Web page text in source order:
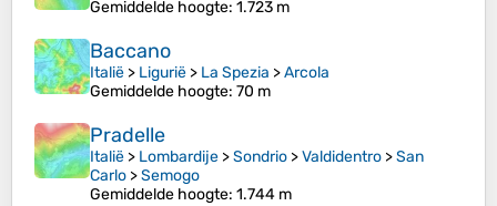
Gemiddelde hoogte: 1.723 m
Baccano
Italië > Ligurië > La Spezia >Arcola
Gemiddelde hoogte: 70 m
Pradelle
Italië > Lombardije >Sondrio >Valdidentro >San
Carlo >Semogo
Gemiddelde hoogte: 1.744 m